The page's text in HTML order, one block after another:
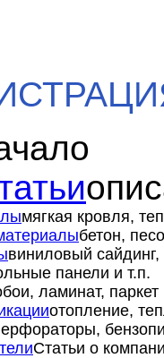
мягкая кровля,
бетон,
виниловый сайдинг,
панели и т.п.
ламинат, паркет
отопление,
Статьи о